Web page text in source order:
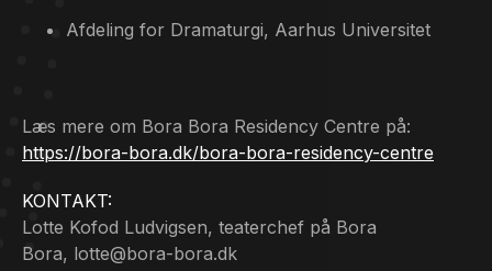
Afdeling for Dramaturgi, Aarhus Universitet
Læs mere om Bora Bora Residency Centre på:
https://bora-bora.dk/bora-bora-residency-centre
KONTAKT:
Lotte Kofod Ludvigsen, teaterchef på Bora
Bora, lotte@bora-bora.dk